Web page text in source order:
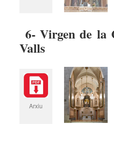
6- Virgen de la
Valls
Arxiu